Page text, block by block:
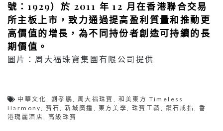
號：1929）於 2011 年 12 月在香港聯合交易
所主板上市，致力通過提高盈利質量和推動更
高價值的增⾧，為不同持份者創造可持續的⾧
期價值。
圖片：周大福珠寶集團有限公司提供
中華文化, 劉孝鵬, 周大福珠寶 , 和美東方 Timeless
Harmony, 寶石,新城廣播 , 東方美學,珠寶工藝 , 鑽石戒指, 香
港瑰麗酒店, 高級珠寶